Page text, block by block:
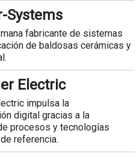
Systems
fabricante de sistemas
de baldosas cerámicas y
Electric
impulsa la
digital gracias a la
procesos y tecnologías
referencia.